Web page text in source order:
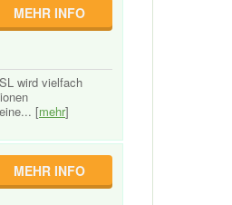
MEHR INFO
wird vielfach
[mehr]
MEHR INFO